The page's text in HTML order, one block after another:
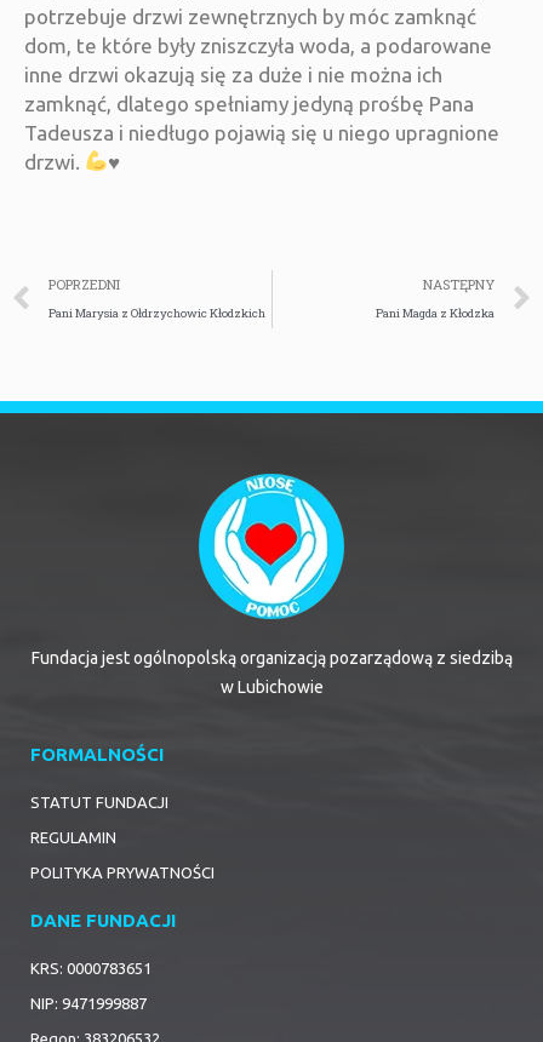
potrzebuje drzwi zewnętrznych by móc zamknąć
dom, te które były zniszczyła woda, a podarowane
inne drzwi okazują się za duże i nie można ich
zamknąć, dlatego spełniamy jedyną prośbę Pana
Tadeusza i niedługo pojawią się u niego upragnione
drzwi.
♥️
POPRZEDNI
Pani Marysia z Ołdrzychowic Kłodzkich
NASTĘPNY
Pani Magda z Kłodzka
Fundacja jest ogólnopolską organizacją pozarządową z siedzibą
w Lubichowie
FORMALNOŚCI
STATUT FUNDACJI
REGULAMIN
POLITYKA PRYWATNOŚCI
DANE FUNDACJI
KRS: 0000783651
NIP: 9471999887
Regon: 383206532